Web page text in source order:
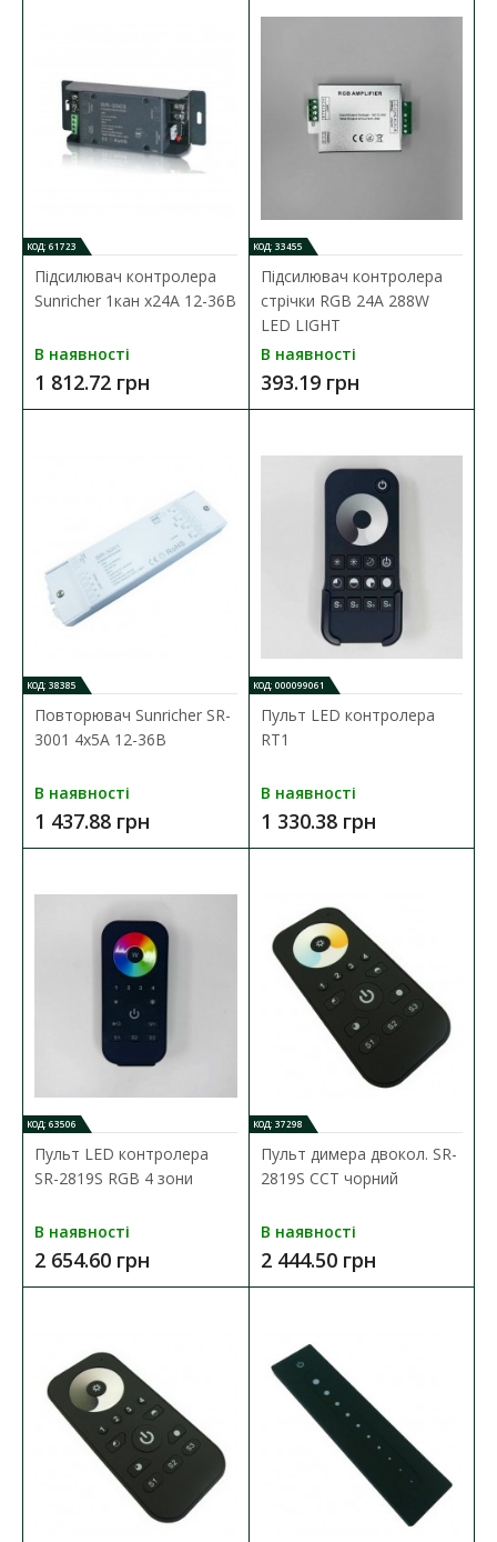
ДО КОШИКА
В порівняння
Конвертор стрічки Sunricher 12-24В Wi-Fi RF
Наявність: В наявності
cвітлодідних стрічок 12-36V, ..
3 599.89 грн
ДО КОШИКА
В порівняння
В закладки
КОД: 61723
Підсилювач контролера
Sunricher 1кан x24A 12-36В
В наявності
1 812.72 грн
КОД: 33455
Підсилювач контролера
стрічки RGB 24A 288W
LED LIGHT
В наявності
393.19 грн
КОД: 38385
Повторювач Sunricher SR-
3001 4x5A 12-36В
В наявності
1 437.88 грн
КОД: 000099061
Пульт LED контролера
RT1
В наявності
1 330.38 грн
КОД: 63506
Пульт LED контролера
SR-2819S RGB 4 зони
В наявності
2 654.60 грн
КОД: 37298
Пульт димера двокол. SR-
2819S CCT чорний
В наявності
2 444.50 грн